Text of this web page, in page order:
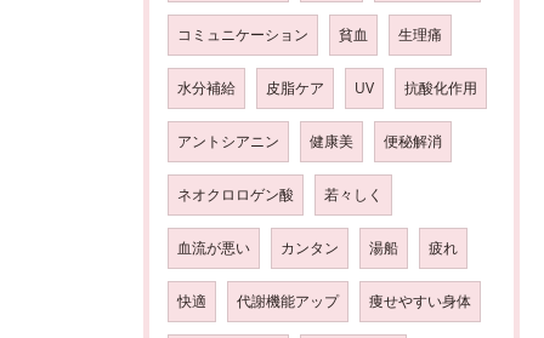
コミュニケーション 貧血 生理痛
水分補給 皮脂ケア UV 抗酸化作用
アントシアニン 健康美 便秘解消
ネオクロロゲン酸 若々しく
血流が悪い カンタン 湯船 疲れ
快適 代謝機能アップ 痩せやすい身体